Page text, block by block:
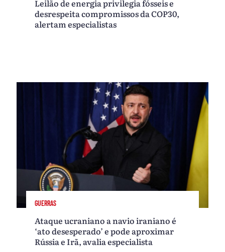
Leilão de energia privilegia fósseis e
desrespeita compromissos da COP30,
alertam especialistas
GUERRAS
Ataque ucraniano a navio iraniano é
‘ato desesperado’ e pode aproximar
Rússia e Irã, avalia especialista